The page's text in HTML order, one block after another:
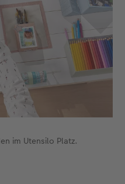
im Utensilo Platz.